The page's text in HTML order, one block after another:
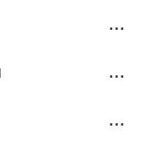
...
...
...